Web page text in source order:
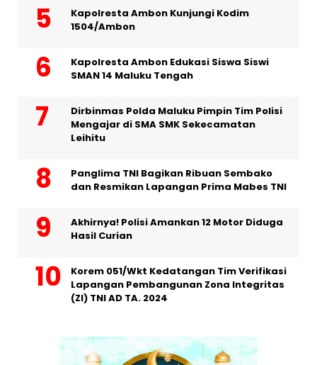
Kapolresta Ambon Kunjungi Kodim
1504/Ambon
Kapolresta Ambon Edukasi Siswa Siswi
SMAN 14 Maluku Tengah
Dirbinmas Polda Maluku Pimpin Tim Polisi
Mengajar di SMA SMK Sekecamatan
Leihitu
Panglima TNI Bagikan Ribuan Sembako
dan Resmikan Lapangan Prima Mabes TNI
Akhirnya! Polisi Amankan 12 Motor Diduga
Hasil Curian
Korem 051/Wkt Kedatangan Tim Verifikasi
Lapangan Pembangunan Zona Integritas
(ZI) TNI AD TA. 2024